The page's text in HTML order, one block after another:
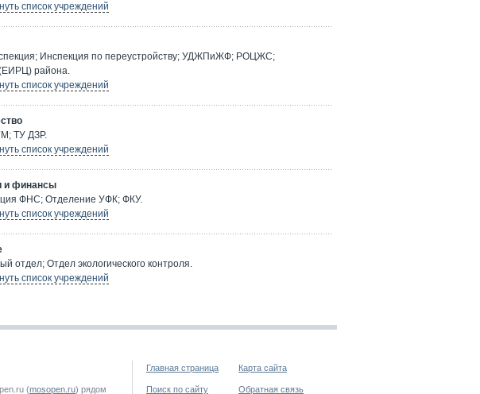
список учреждений
Инспекция по переустройству; УДЖПиЖФ; РОЦЖС;
района.
список учреждений
ТУ ДЗР.
список учреждений
и финансы
ФНС; Отделение УФК; ФКУ.
список учреждений
отдел; Отдел экологического контроля.
список учреждений
(mosopen.ru) рядом
Главная страница Карта сайта
Поиск по сайту Обратная связь